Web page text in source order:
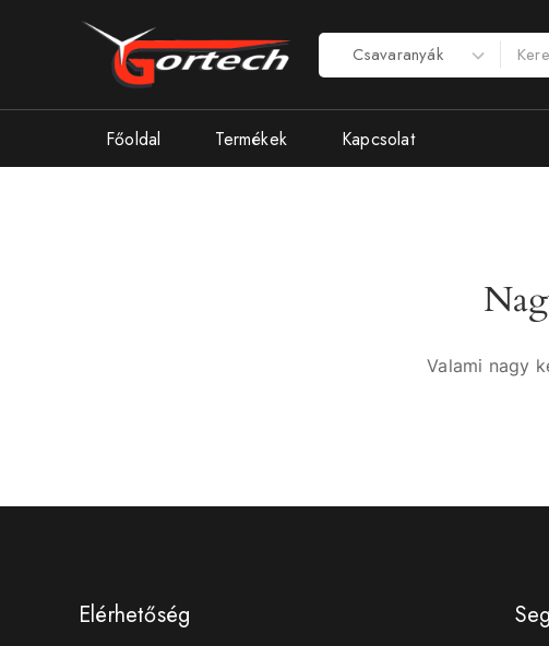
Főoldal Termékek Kapcsolat
Valami nagy
Elérhetőség